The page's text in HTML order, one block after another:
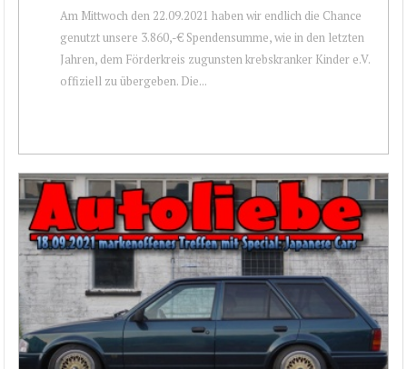
Am Mittwoch den 22.09.2021 haben wir endlich die Chance
genutzt unsere 3.860,-€ Spendensumme, wie in den letzten
Jahren, dem Förderkreis zugunsten krebskranker Kinder e.V.
offiziell zu übergeben. Die...